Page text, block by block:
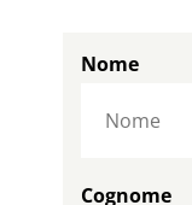
Nome
Cognome